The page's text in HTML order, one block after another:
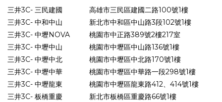
三井3C- 三民建國
高雄市三民區建國二路100號1樓
三井3C- 中和中山
新北市中和區中山路3段102號1樓
三井3C- 中壢NOVA
桃園市中正路389號2樓217室
三井3C- 中壢中山
桃園市中壢區中山路136號1樓
三井3C- 中壢中北
桃園市中壢區中北路170號1樓
三井3C- 中壢中華
桃園市中壢區中華路一段298號1樓
三井3C- 中壢龍東
桃園市中壢區龍東路412、414號1樓
三井3C- 板橋重慶
新北市板橋區重慶路66號1樓